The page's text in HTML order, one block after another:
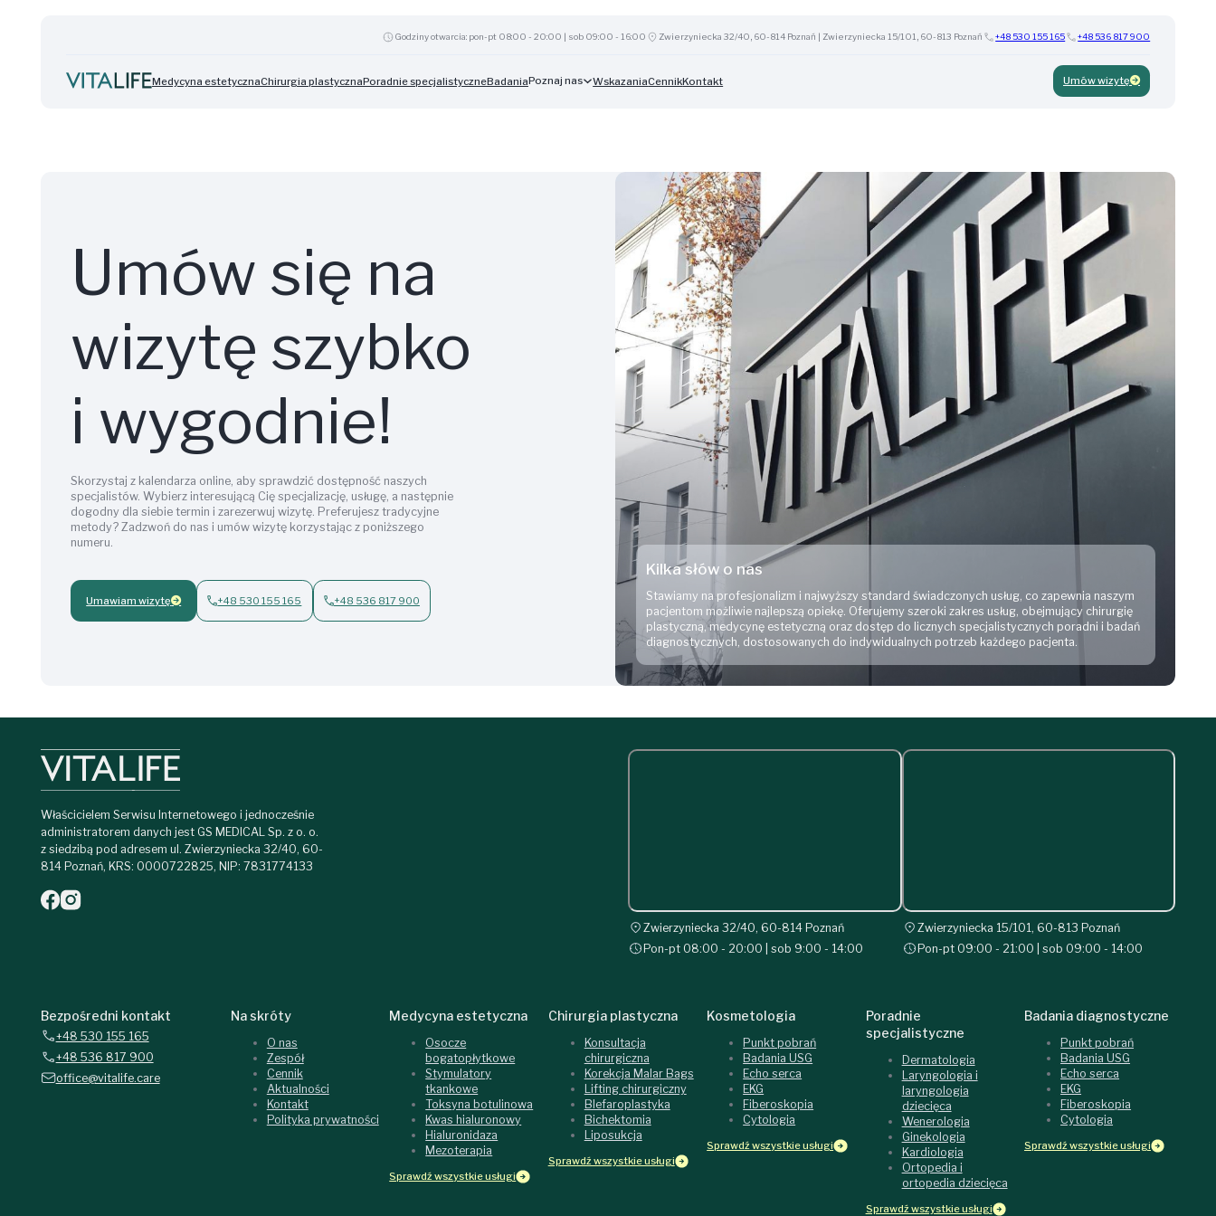
Godziny otwarcia: pon-pt 08:00 - 20:00 | sob 09:00 - 16:00 Zwierzyniecka 32/40, 60-814 Poznań | Zwierzyniecka 15/101, 60-813 Poznań +48 530 155 165 +48 536 817 900
Medycyna estetycznaChirurgia plastycznaPoradnie specjalistyczneBadaniaPoznaj nas WskazaniaCennikKontakt Umów wizytę
Umów się na
wizytę szybko
i wygodnie!
Skorzystaj z kalendarza online, aby sprawdzić dostępność naszych
specjalistów. Wybierz interesującą Cię specjalizację, usługę, a następnie
dogodny dla siebie termin i zarezerwuj wizytę. Preferujesz tradycyjne
metody? Zadzwoń do nas i umów wizytę korzystając z poniższego
numeru.
Umawiam wizytę +48 530 155 165 +48 536 817 900
Kilka słów o nas
Stawiamy na profesjonalizm i najwyższy standard świadczonych usług, co zapewnia naszym
pacjentom możliwie najlepszą opiekę. Oferujemy szeroki zakres usług, obejmujący chirurgię
plastyczną, medycynę estetyczną oraz dostęp do licznych specjalistycznych poradni i badań
diagnostycznych, dostosowanych do indywidualnych potrzeb każdego pacjenta.
Właścicielem Serwisu Internetowego i jednocześnie
administratorem danych jest GS MEDICAL Sp. z o. o.
z siedzibą pod adresem ul. Zwierzyniecka 32/40, 60-
814 Poznań, KRS: 0000722825, NIP: 7831774133
Zwierzyniecka 32/40, 60-814 Poznań
Pon-pt 08:00 - 20:00 | sob 9:00 - 14:00
Zwierzyniecka 15/101, 60-813 Poznań
Pon-pt 09:00 - 21:00 | sob 09:00 - 14:00
Bezpośredni kontakt
+48 530 155 165
+48 536 817 900
office@vitalife.care
Na skróty
O nas
Zespół
Cennik
Aktualności
Kontakt
Polityka prywatności
Medycyna estetyczna
Osocze
bogatopłytkowe
Stymulatory
tkankowe
Toksyna botulinowa
Kwas hialuronowy
Hialuronidaza
Mezoterapia
Sprawdź wszystkie usługi
Chirurgia plastyczna
Konsultacja
chirurgiczna
Korekcja Malar Bags
Lifting chirurgiczny
Blefaroplastyka
Bichektomia
Liposukcja
Sprawdź wszystkie usługi
Kosmetologia
Punkt pobrań
Badania USG
Echo serca
EKG
Fiberoskopia
Cytologia
Sprawdź wszystkie usługi
Poradnie
specjalistyczne
Dermatologia
Laryngologia i
laryngologia
dziecięca
Wenerologia
Ginekologia
Kardiologia
Ortopedia i
ortopedia dziecięca
Sprawdź wszystkie usługi
Badania diagnostyczne
Punkt pobrań
Badania USG
Echo serca
EKG
Fiberoskopia
Cytologia
Sprawdź wszystkie usługi